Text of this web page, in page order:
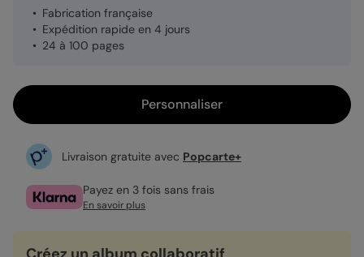
Fabrication française
Expédition rapide en 4 jours
24 à 100 pages
Personnaliser
Livraison gratuite avec Popcarte+
Payez en 3 fois sans frais
En savoir plus